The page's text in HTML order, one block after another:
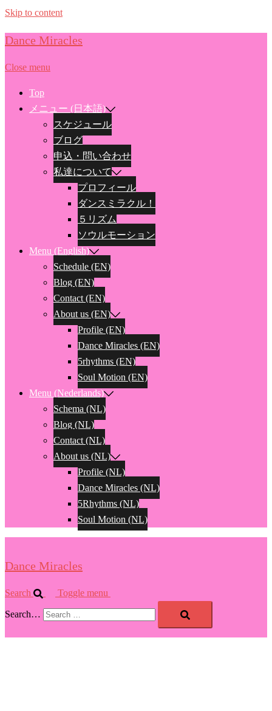
Skip to content
Dance Miracles
Close menu
Top
メニュー (日本語)
スケジュール
ブログ
申込・問い合わせ
私達について
プロフィール
ダンスミラクル！
５リズム
ソウルモーション
Menu (English)
Schedule (EN)
Blog (EN)
Contact (EN)
About us (EN)
Profile (EN)
Dance Miracles (EN)
5rhythms (EN)
Soul Motion (EN)
Menu (Nederlands)
Schema (NL)
Blog (NL)
Contact (NL)
About us (NL)
Profile (NL)
Dance Miracles (NL)
5Rhythms (NL)
Soul Motion (NL)
Dance Miracles
Search Toggle menu
Search…